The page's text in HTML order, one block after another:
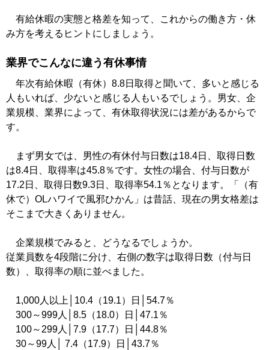
有給休暇の実態と格差を知って、これからの働き方・休
み方を考えるヒントにしましょう。
業界でこんなに違う有休事情
年次有給休暇（有休）8.8日取得と聞いて、多いと感じる
人もいれば、少ないと感じる人もいるでしょう。男女、企
業規模、業界によって、有休取得状況には差があるからで
す。
まず男女では、男性の有休付与日数は18.4日、取得日数
は8.4日、取得率は45.8％です。女性の場合、付与日数が
17.2日、取得日数9.3日、取得率54.1％となります。「（有
休で）OLハワイで風邪ひかん」は昔話、現在の男女格差は
そこまで大きくありません。
企業規模でみると、どうなるでしょうか。
従業員数を4段階に分け、右側の数字は取得日数（付与日
数）、取得率の順に並べました。
1,000人以上│10.4（19.1）日│54.7％
300～999人│8.5（18.0）日│47.1％
100～299人│7.9（17.7）日│44.8％
30～99人│ 7.4（17.9）日│43.7％